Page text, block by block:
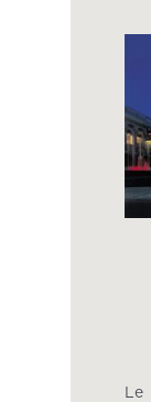
Le